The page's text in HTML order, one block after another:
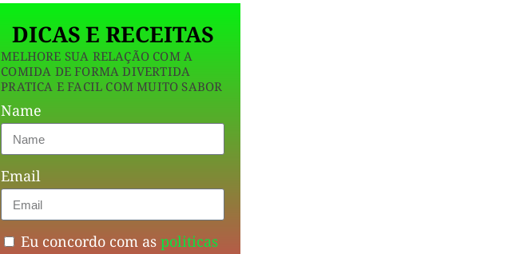
DICAS E RECEITAS
MELHORE SUA RELAÇÃO COM A
COMIDA DE FORMA DIVERTIDA
PRATICA E FACIL COM MUITO SABOR
Name
Email
Eu concordo com aspoliticas